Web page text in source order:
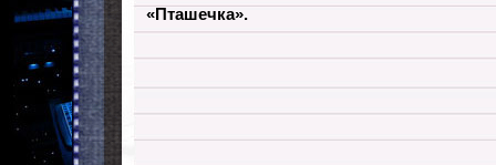
«Пташечка».